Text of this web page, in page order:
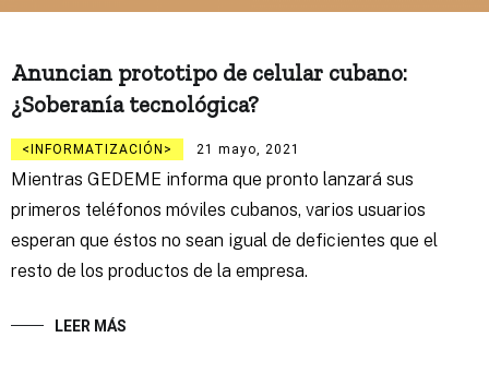
Anuncian prototipo de celular cubano:
¿Soberanía tecnológica?
INFORMATIZACIÓN 21 mayo, 2021
Mientras GEDEME informa que pronto lanzará sus
primeros teléfonos móviles cubanos, varios usuarios
esperan que éstos no sean igual de deficientes que el
resto de los productos de la empresa.
LEER MÁS